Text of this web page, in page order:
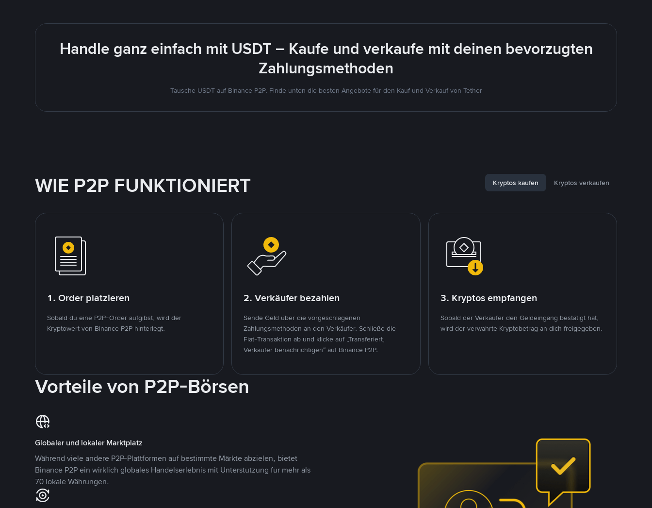
Handle ganz einfach mit USDT – Kaufe und verkaufe mit deinen bevorzugten
Zahlungsmethoden
Tausche USDT auf Binance P2P. Finde unten die besten Angebote für den Kauf und Verkauf von Tether
WIE P2P FUNKTIONIERT Kryptos kaufen Kryptos verkaufen
1. Order platzieren
Sobald du eine P2P-Order aufgibst, wird der
Kryptowert von Binance P2P hinterlegt.
2. Verkäufer bezahlen
Sende Geld über die vorgeschlagenen
Zahlungsmethoden an den Verkäufer. Schließe die
Fiat-Transaktion ab und klicke auf „Transferiert,
Verkäufer benachrichtigen“ auf Binance P2P.
3. Kryptos empfangen
Sobald der Verkäufer den Geldeingang bestätigt hat,
wird der verwahrte Kryptobetrag an dich freigegeben.
Vorteile von P2P-Börsen
Globaler und lokaler Marktplatz
Während viele andere P2P-Plattformen auf bestimmte Märkte abzielen, bietet
Binance P2P ein wirklich globales Handelserlebnis mit Unterstützung für mehr als
70 lokale Währungen.